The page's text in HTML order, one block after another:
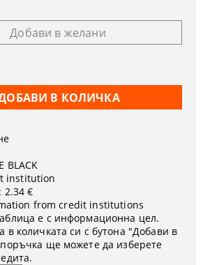
Добави в желани
BLACK
institution
2.34 €
from credit institutions
е с информационна цел.
в количката си с бутона "Добави в
ще можете да изберете